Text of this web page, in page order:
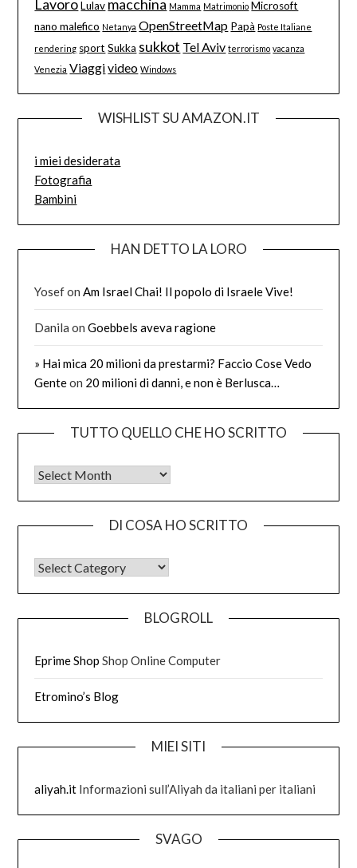
Lavoro Lulav macchina Mamma Matrimonio Microsoft
nano malefico Netanya OpenStreetMap Papà Poste Italiane
rendering sport Sukka sukkot Tel Aviv terrorismo vacanza
Venezia Viaggivideo Windows
WISHLIST SU AMAZON.IT
i miei desiderata
Fotografia
Bambini
HAN DETTO LA LORO
YosefonAm Israel Chai! Il popolo di Israele Vive!
Danila onGoebbels aveva ragione
» Hai mica 20 milioni da prestarmi? Faccio Cose Vedo
Genteon 20 milioni di danni, e non è Berlusca…
TUTTO QUELLO CHE HO SCRITTO
Tutto quello che ho scritto
DI COSA HO SCRITTO
DI COSA HO SCRITTO
BLOGROLL
Eprime Shop Shop Online Computer
Etromino’s Blog
MIEI SITI
aliyah.it Informazioni sull’Aliyah da italiani per italiani
SVAGO